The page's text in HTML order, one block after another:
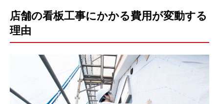
店舗の看板工事にかかる費用が変動する
理由